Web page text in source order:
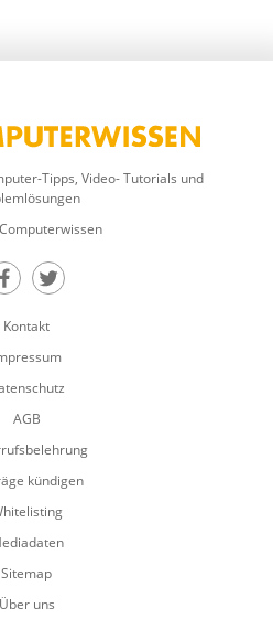
Tipps, Video- Tutorials und
Teilen auf Facebook
Teilen auf Twitter
Kontakt
AGB
kündigen
Sitemap
Über uns